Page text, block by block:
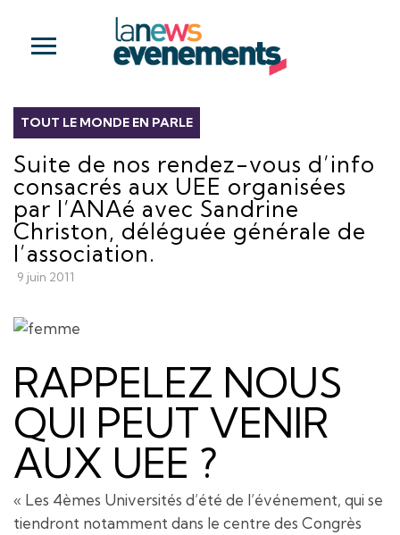
TOUT LE MONDE EN PARLE
Suite de nos rendez-vous d’info
consacrés aux UEE organisées
par l’ANAé avec Sandrine
Christon, déléguée générale de
l’association.
9 juin 2011
RAPPELEZ NOUS
QUI PEUT VENIR
AUX UEE ?
« Les 4èmes Universités d’été de l’événement, qui se
tiendront notamment dans le centre des Congrès